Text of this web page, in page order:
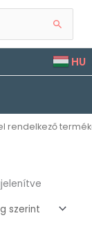
HU
rendelkező
Sorted